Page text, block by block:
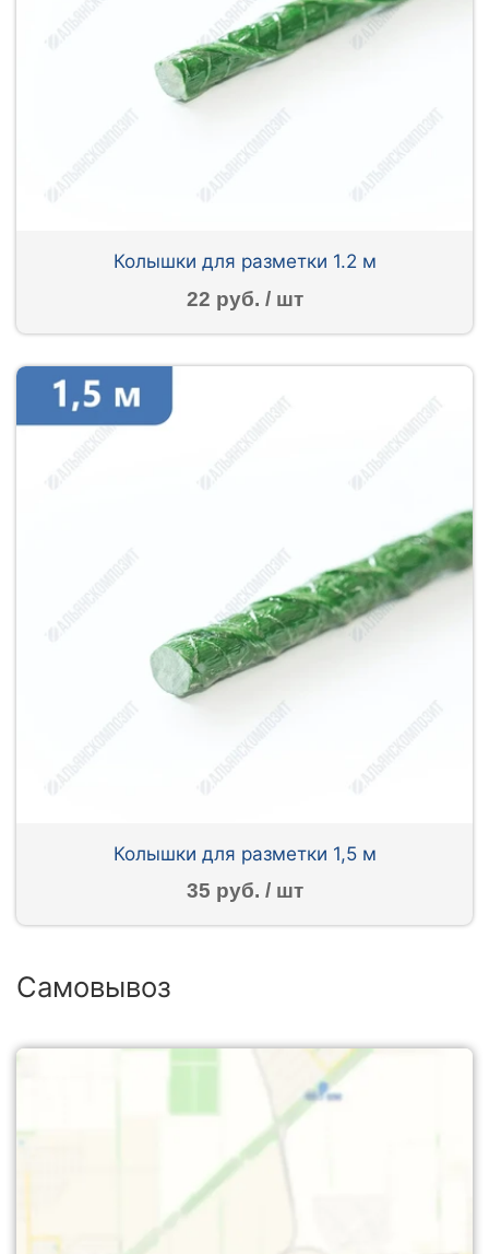
Колышки для разметки 1.2 м
22 руб. / шт
Колышки для разметки 1,5 м
35 руб. / шт
Самовывоз